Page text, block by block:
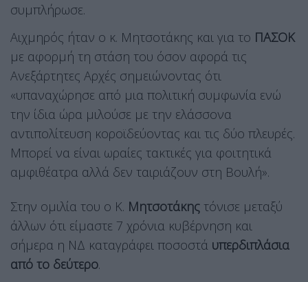
συμπλήρωσε.
Αιχμηρός ήταν ο κ. Μητσοτάκης και για το ΠΑΣΟΚ
με αφορμή τη στάση του όσον αφορά τις
Ανεξάρτητες Αρχές σημειώνοντας ότι
«υπαναχώρησε από μια πολιτική συμφωνία ενώ
την ίδια ώρα μιλούσε με την ελάσσονα
αντιπολίτευση κοροϊδεύοντας και τις δύο πλευρές.
Μπορεί να είναι ωραίες τακτικές για φοιτητικά
αμφιθέατρα αλλά δεν ταιριάζουν στη Βουλή».
Στην ομιλία του ο Κ. Μητσοτάκης τόνισε μεταξύ
άλλων ότι είμαστε 7 χρόνια κυβέρνηση και
σήμερα η ΝΔ καταγράφει ποσοστά υπερδιπλάσια
από το δεύτερο.